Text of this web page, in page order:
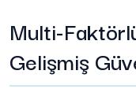
Multi-
Gelişmiş